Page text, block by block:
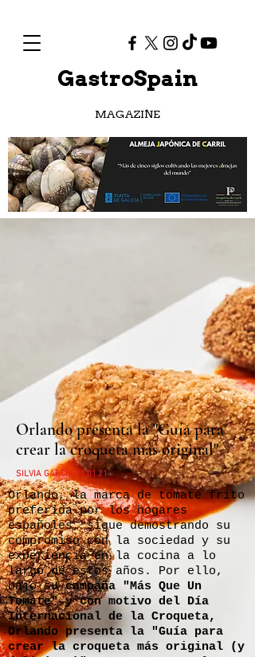
GastroSpain
MAGAZINE
Orlando presenta la "Guía para
crear la croqueta más original"
SILVIA GARCÍA 11.01.21
Orlando, la marca de tomate frito
preferida por los hogares
españoles, sigue demostrando su
compromiso con la sociedad y su
experiencia en la cocina a lo
largo de estos años. Por ello,
bajo sucampaña "Más Que Un
Tomate" y con motivo del Día
Internacional de la Croqueta,
Orlando presenta la "Guía para
crear la croqueta más original (y